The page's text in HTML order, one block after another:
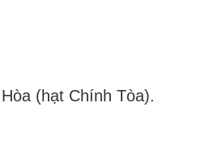
(hạt Chính Tòa).